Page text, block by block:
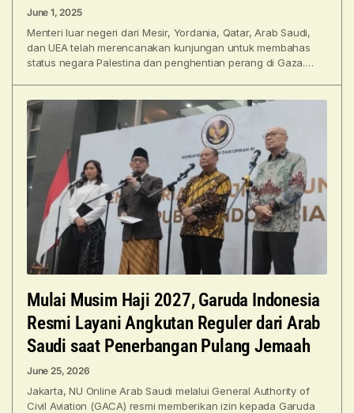
June 1, 2025
Menteri luar negeri dari Mesir, Yordania, Qatar, Arab Saudi,
dan UEA telah merencanakan kunjungan untuk membahas
status negara Palestina dan penghentian perang di Gaza.
Mulai Musim Haji 2027, Garuda Indonesia
Resmi Layani Angkutan Reguler dari Arab
Saudi saat Penerbangan Pulang Jemaah
June 25, 2026
Jakarta, NU Online Arab Saudi melalui General Authority of
Civil Aviation (GACA) resmi memberikan izin kepada Garuda